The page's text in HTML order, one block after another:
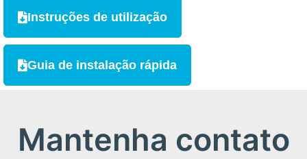
Instruções de utilização
Guia de instalação rápida
Mantenha contato